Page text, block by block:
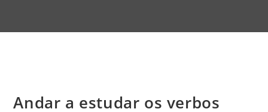
Andar a estudar os verbos